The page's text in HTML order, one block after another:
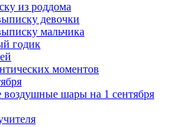
из роддома
девочки
мальчика
годик
моментов
воздушные шары на 1 сентября